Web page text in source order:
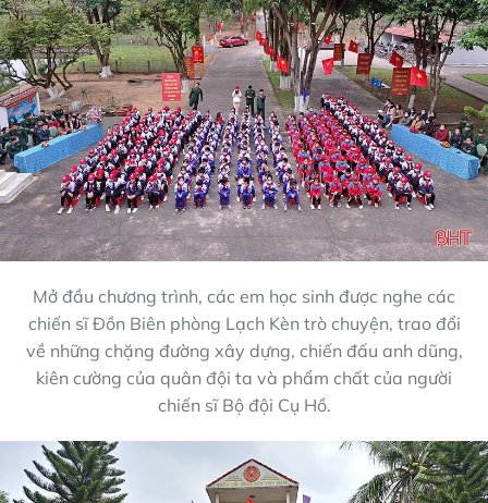
Mở đầu chương trình, các em học sinh được nghe các
chiến sĩ Đồn Biên phòng Lạch Kèn trò chuyện, trao đổi
về những chặng đường xây dựng, chiến đấu anh dũng,
kiên cường của quân đội ta và phẩm chất của người
chiến sĩ Bộ đội Cụ Hồ.